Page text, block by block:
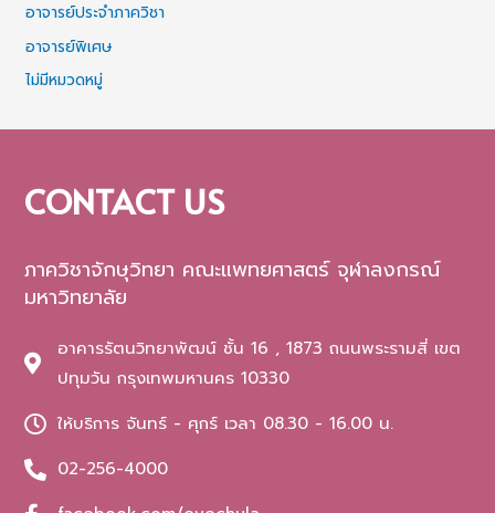
อาจารย์ประจำภาควิชา
อาจารย์พิเศษ
ไม่มีหมวดหมู่
CONTACT US
ภาควิชาจักษุวิทยา คณะแพทยศาสตร์ จุฬาลงกรณ์
มหาวิทยาลัย
อาคารรัตนวิทยาพัฒน์ ชั้น 16 , 1873 ถนนพระรามสี่ เขต
ปทุมวัน กรุงเทพมหานคร 10330
ให้บริการ จันทร์ - ศุกร์ เวลา 08.30 - 16.00 น.
02-256-4000